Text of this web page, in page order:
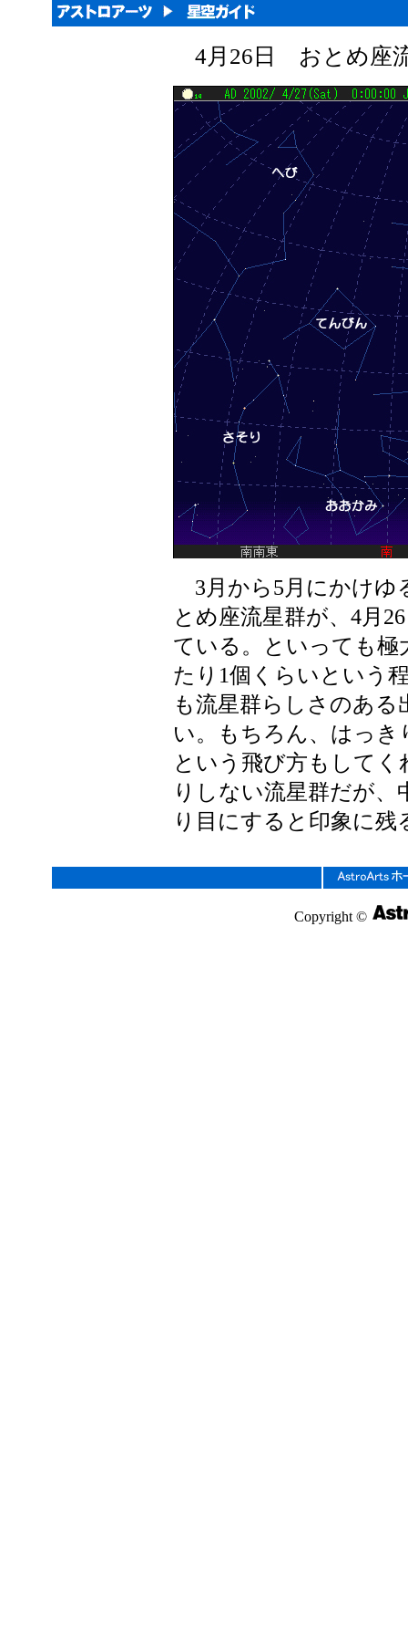
4月26日 おとめ座
3月から5月にかけゆ
とめ座流星群が、4月
ている。といっても極
たり1個くらいという
も流星群らしさのあ
い。もちろん、はっ
という飛び方もして
りしない流星群だが
り目にすると印象に残
Copyright ©